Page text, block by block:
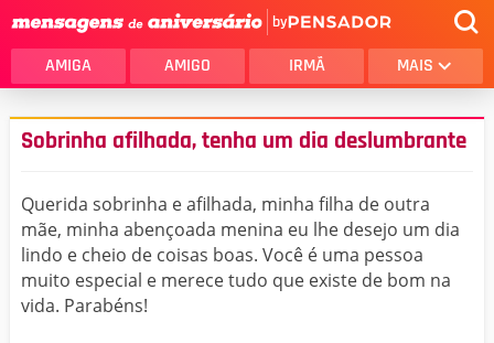
by
AMIGA AMIGO IRMÃ MAIS
Sobrinha afilhada, tenha um dia deslumbrante
Querida sobrinha e afilhada, minha filha de outra
mãe, minha abençoada menina eu lhe desejo um dia
lindo e cheio de coisas boas. Você é uma pessoa
muito especial e merece tudo que existe de bom na
vida. Parabéns!